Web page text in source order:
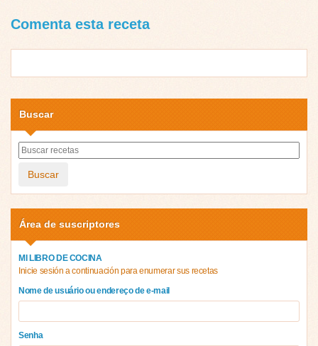
Comenta esta receta
Buscar
Buscar
Área de suscriptores
MI LIBRO DE COCINA
Inicie sesión a continuación para enumerar sus recetas
Nome de usuário ou endereço de e-mail
Senha